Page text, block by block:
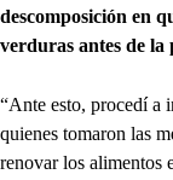
descomposición en
verduras antes de
“Ante esto, procedí a
quienes tomaron las
renovar los alimentos